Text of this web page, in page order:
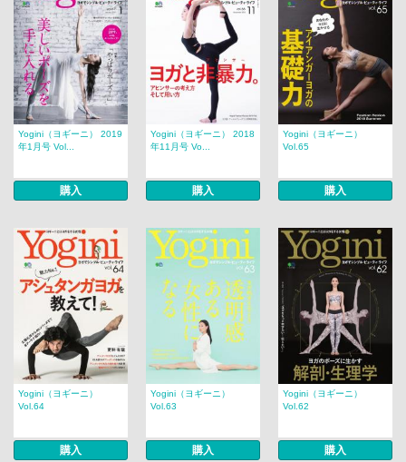
Yogini（ヨギーニ） 2019
年1月号 Vol...
購入
Yogini（ヨギーニ） 2018
年11月号 Vo...
購入
Yogini（ヨギーニ）
Vol.65
購入
Yogini（ヨギーニ）
Vol.64
購入
Yogini（ヨギーニ）
Vol.63
購入
Yogini（ヨギーニ）
Vol.62
購入